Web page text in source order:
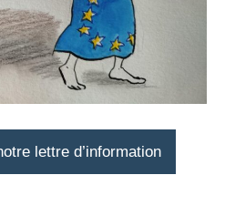
lettre d’information